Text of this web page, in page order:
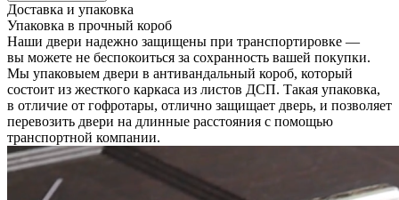
Доставка и упаковка
Упаковка в прочный короб
Наши двери надежно защищены при транспортировке —
вы можете не беспокоиться за сохранность вашей покупки.
Мы упаковыем двери в антивандальный короб, который
состоит из жесткого каркаса из листов ДСП. Такая упаковка,
в отличие от гофротары, отлично защищает дверь, и позволяет
перевозить двери на длинные расстояния с помощью
транспортной компании.